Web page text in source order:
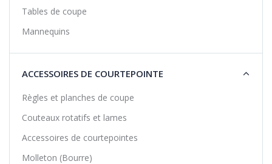
Tables de coupe
Mannequins
ACCESSOIRES DE COURTEPOINTE
Règles et planches de coupe
Couteaux rotatifs et lames
Accessoires de courtepointes
Molleton (Bourre)